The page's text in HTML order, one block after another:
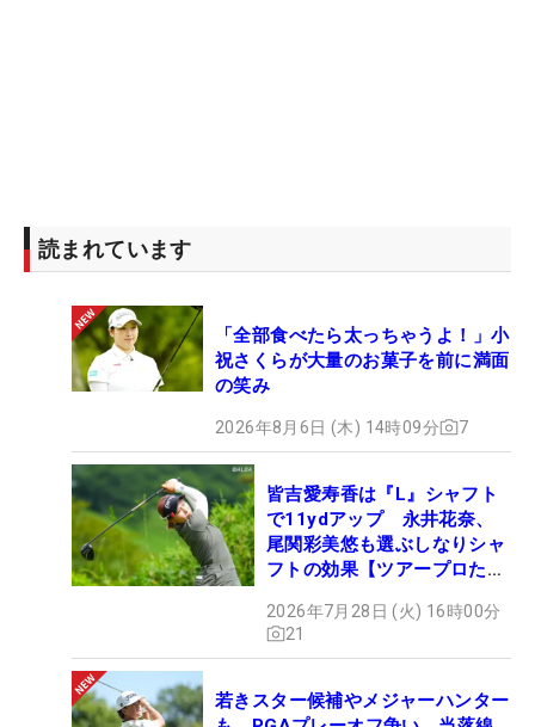
読まれています
「全部食べたら太っちゃうよ！」小
祝さくらが大量のお菓子を前に満面
の笑み
2026年8月6日 (木) 14時09分 7
皆吉愛寿香は『L』シャフト
で11ydアップ 永井花奈、
尾関彩美悠も選ぶしなりシャ
フトの効果【ツアープロたち
2026年7月28日 (火) 16時00分
21
若きスター候補やメジャーハンター